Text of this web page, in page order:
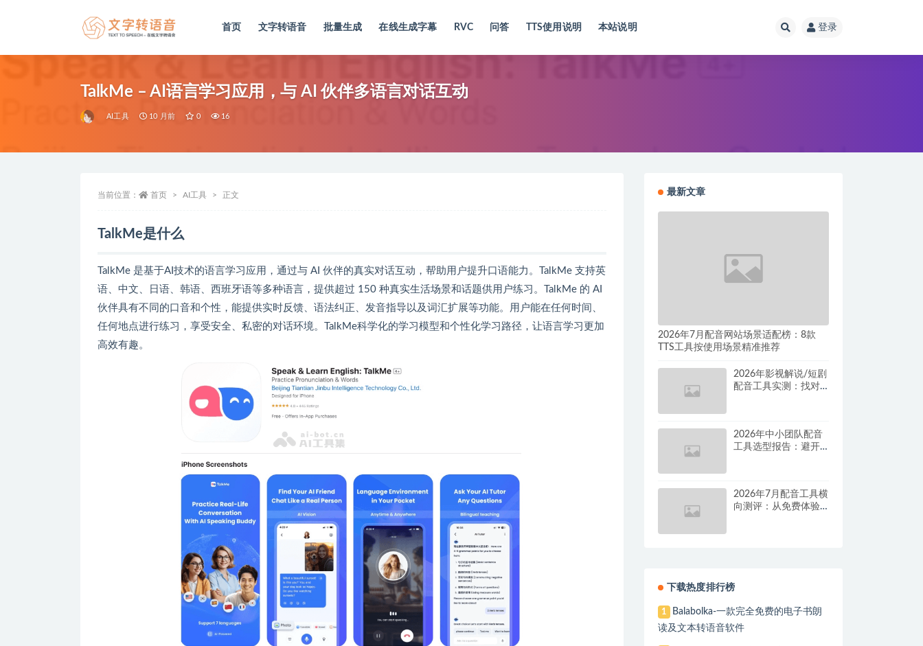
首页 文字转语音 批量生成 在线生成字幕 RVC 问答 TTS使用说明 本站说明 登录
TalkMe – AI语言学习应用，与 AI 伙伴多语言对话互动
AI工具 10 月前 0 16
当前位置： 首页 AI工具 正文
TalkMe是什么
TalkMe 是基于AI技术的语言学习应用，通过与 AI 伙伴的真实对话互动，帮助用户提升口语能力。TalkMe 支持英
语、中文、日语、韩语、西班牙语等多种语言，提供超过 150 种真实生活场景和话题供用户练习。TalkMe 的 AI
伙伴具有不同的口音和个性，能提供实时反馈、语法纠正、发音指导以及词汇扩展等功能。用户能在任何时间、
任何地点进行练习，享受安全、私密的对话环境。TalkMe科学化的学习模型和个性化学习路径，让语言学习更加
高效有趣。
最新文章
2026年7月配音网站场景适配榜：8款
TTS工具按使用场景精准推荐
2026年影视解说/短剧
配音工具实测：找对
2026年中小团队配音
工具选型报告：避开
2026年7月配音工具横
向测评：从免费体验
下载热度排行榜
1
Balabolka-一款完全免费的电子书朗
读及文本转语音软件